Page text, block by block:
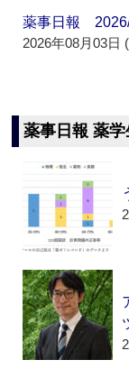
薬事日報
2026年08月03日
薬事日報 薬